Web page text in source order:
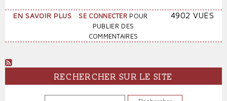
EN SAVOIR PLUS SUR
CHRISTOPHE
RICERCHI,
COMMUNISTE,
RÉAGIT
À
L'INTERVENTION
SE CONNECTER POUR
PUBLIER DES
COMMENTAIRES
4902 VUES
RECHERCHER SUR LE SITE
RECHERCHER